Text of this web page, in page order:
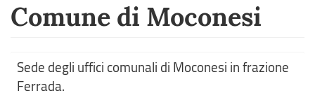
Comune di Moconesi
Sede degli uffici comunali di Moconesi in frazione
Ferrada.